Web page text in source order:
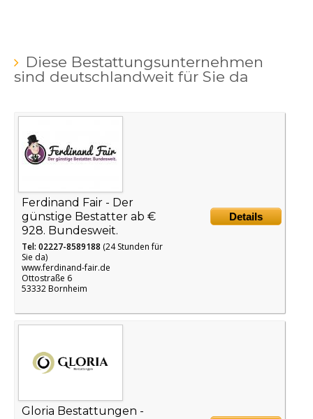
Diese Bestattungsunternehmen
sind deutschlandweit für Sie da
Details
Ferdinand Fair - Der
günstige Bestatter ab €
928. Bundesweit.
Tel: 02227-8589188 (24 Stunden für
Sie da)
www.ferdinand-fair.de
Ottostraße 6
53332 Bornheim
Gloria Bestattungen -